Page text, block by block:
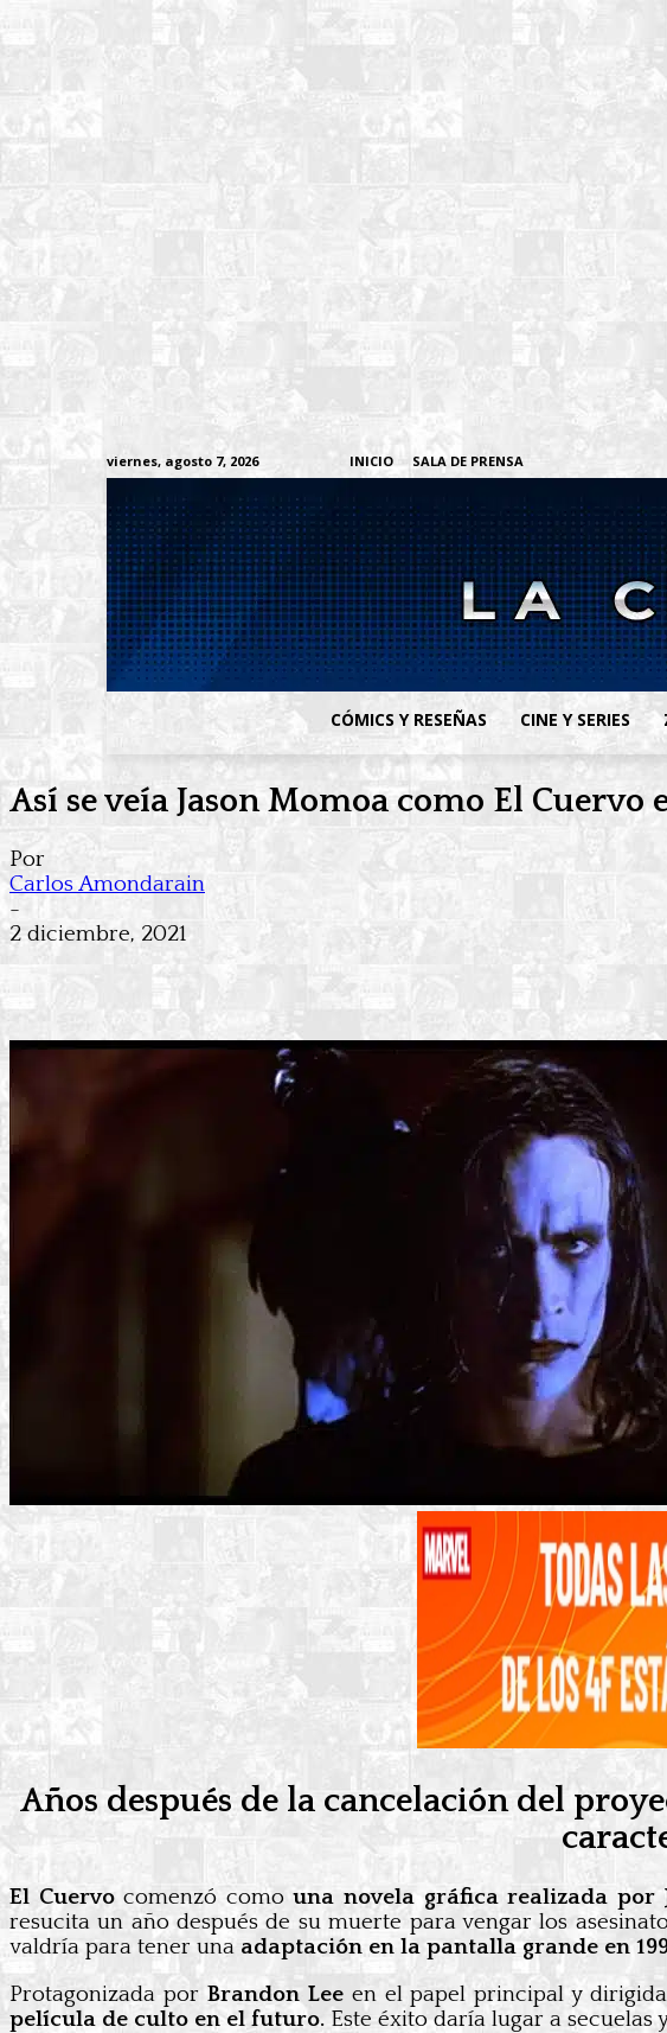
viernes, agosto 7, 2026 INICIO SALA DE PRENSA
CÓMICS Y RESEÑAS CINE Y SERIES
Así se veía Jason Momoa como El
Por
Carlos Amondarain
-
2 diciembre, 2021
Años después de la cancelación del
El Cuervocomenzó comouna novela gráfica realizada por
resucita un año después de su muerte para vengar los
valdría para tener una adaptación en la pantalla grande en
Protagonizada por Brandon Leeen el papel principal y
película de culto en el futuro. Este éxito daría lugar a